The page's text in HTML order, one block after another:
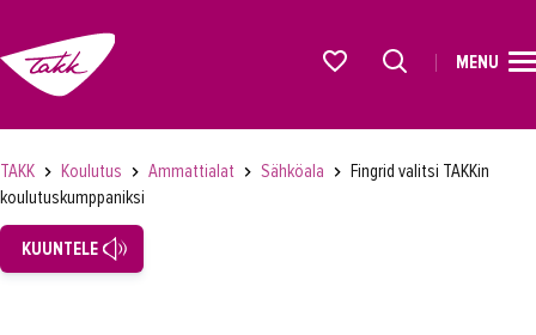
Koulutukset
Lyhytkurssit, testit ja kortit
MENU
TAKK Koulutus Ammattialat Sähköala
Fingrid valitsi TAKKin
koulutuskumppaniksi
KUUNTELE